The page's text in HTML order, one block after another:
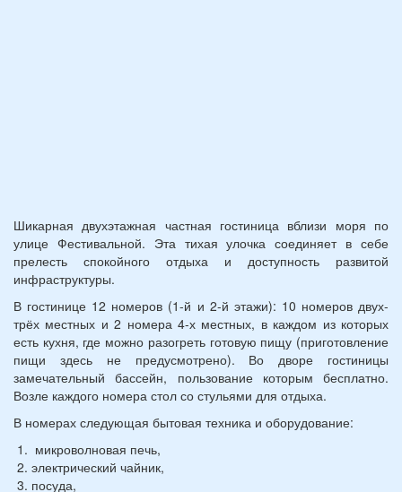
Шикарная двухэтажная частная гостиница вблизи моря по
улице Фестивальной. Эта тихая улочка соединяет в себе
прелесть спокойного отдыха и доступность развитой
инфраструктуры.
В гостинице 12 номеров (1-й и 2-й этажи): 10 номеров двух-
трёх местных и 2 номера 4-х местных, в каждом из которых
есть кухня, где можно разогреть готовую пищу (приготовление
пищи здесь не предусмотрено). Во дворе гостиницы
замечательный бассейн, пользование которым бесплатно.
Возле каждого номера стол со стульями для отдыха.
В номерах следующая бытовая техника и оборудование:
микроволновая печь,
электрический чайник,
посуда,